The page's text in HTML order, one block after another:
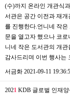
(수)까지 온라인 개관식
서관은 공간 이전과 재
를 진행한다.언니네 작
문을 열고자 했으나 코
니네 작은 도서관의 개
감사드리며 이번 행사는
서금화 2021-09-11
2021 KDB 글로벌 인재